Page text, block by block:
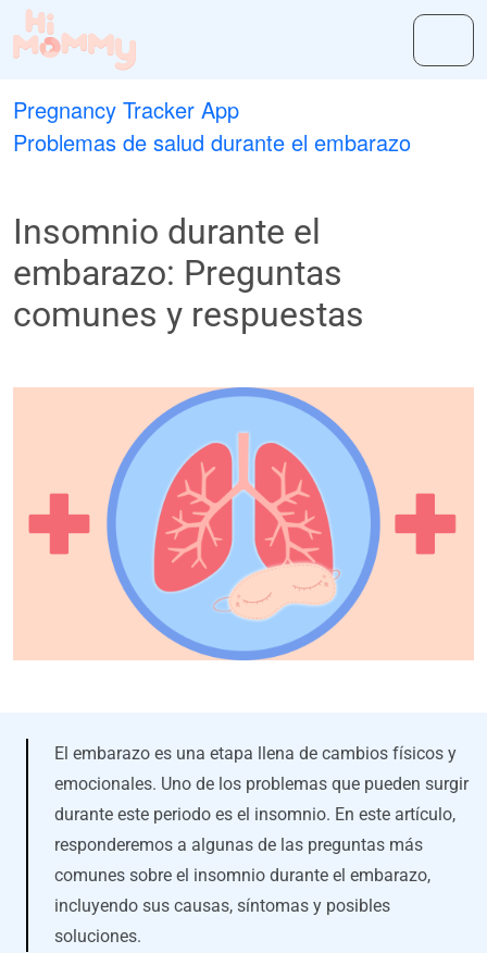
Pregnancy Tracker App
Problemas de salud durante el embarazo
Insomnio durante el
embarazo: Preguntas
comunes y respuestas
El embarazo es una etapa llena de cambios físicos y
emocionales. Uno de los problemas que pueden surgir
durante este periodo es el insomnio. En este artículo,
responderemos a algunas de las preguntas más
comunes sobre el insomnio durante el embarazo,
incluyendo sus causas, síntomas y posibles
soluciones.